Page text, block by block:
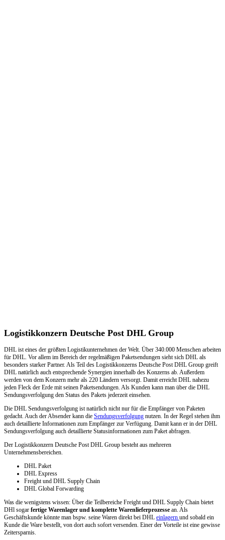
Logistikkonzern Deutsche Post DHL Group
DHL ist eines der größten Logistikunternehmen der Welt. Über 340.000 Menschen arbeiten
für DHL. Vor allem im Bereich der regelmäßigen Paketsendungen sieht sich DHL als
besonders starker Partner. Als Teil des Logistikkonzerns Deutsche Post DHL Group greift
DHL natürlich auch entsprechende Synergien innerhalb des Konzerns ab. Außerdem
werden von dem Konzern mehr als 220 Ländern versorgt. Damit erreicht DHL nahezu
jeden Fleck der Erde mit seinen Paketsendungen. Als Kunden kann man über die DHL
Sendungsverfolgung den Status des Pakets jederzeit einsehen.
Die DHL Sendungsverfolgung ist natürlich nicht nur für die Empfänger von Paketen
gedacht. Auch der Absender kann die Sendungsverfolgung nutzen. In der Regel stehen ihm
auch detaillierte Informationen zum Empfänger zur Verfügung. Damit kann er in der DHL
Sendungsverfolgung auch detaillierte Statusinformationen zum Paket abfragen.
Der Logistikkonzern Deutsche Post DHL Group besteht aus mehreren
Unternehmensbereichen.
DHL Paket
DHL Express
Freight und DHL Supply Chain
DHL Global Forwarding
Was die wenigstens wissen: Über die Teilbereiche Freight und DHL Supply Chain bietet
DHl sogar fertige Warenlager und komplette Warenlieferprozesse an. Als
Geschäftskunde könnte man bspw. seine Waren direkt bei DHL einlagern und sobald ein
Kunde die Ware bestellt, von dort auch sofort versenden. Einer der Vorteile ist eine gewisse
Zeitersparnis.